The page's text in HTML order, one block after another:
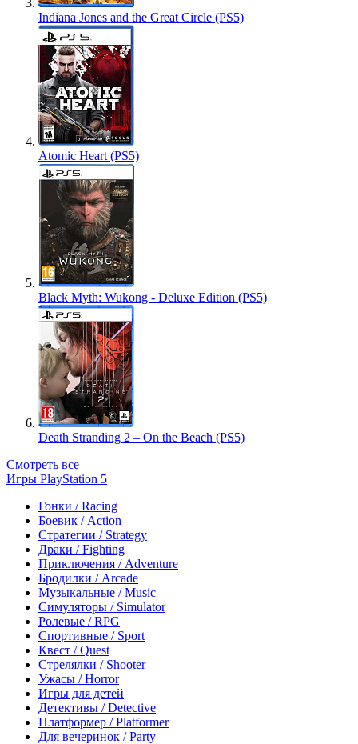
Indiana Jones and the Great Circle (PS5)
Atomic Heart (PS5)
Black Myth: Wukong - Deluxe Edition (PS5)
Death Stranding 2 – On the Beach (PS5)
Смотреть все
Игры PlayStation 5
Гонки / Racing
Боевик / Action
Стратегии / Strategy
Драки / Fighting
Приключения / Adventure
Бродилки / Arcade
Музыкальные / Music
Симуляторы / Simulator
Ролевые / RPG
Спортивные / Sport
Квест / Quest
Стрелялки / Shooter
Ужасы / Horror
Игры для детей
Детективы / Detective
Платформер / Platformer
Для вечеринок / Party